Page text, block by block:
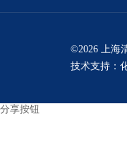
©2026 上海
技术支持：
分享按钮